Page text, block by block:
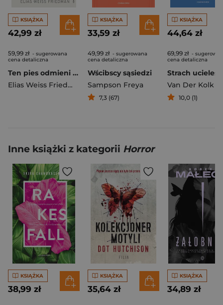
KSIĄŻKA
42,99 zł
59,99 zł - sugerowana
cena detaliczna
Ten pies odmieni ci życie
Elias Weiss Friedman
Ben Greenman
KSIĄŻKA
33,59 zł
49,99 zł - sugerowana
cena detaliczna
Wścibscy sąsiedzi
Sampson Freya
7,3 (67)
KSIĄŻKA
44,64 zł
69,99 zł -
cena detaliczna
10,0 (1)
Inne książki z kategorii Horror
KSIĄŻKA
38,99 zł
KSIĄŻKA
35,64 zł
KSIĄŻKA
34,89 zł